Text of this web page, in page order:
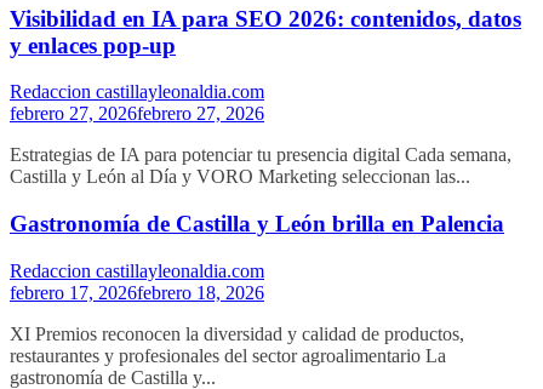
Visibilidad en IA para SEO 2026: contenidos, datos
y enlaces pop-up
Redaccion castillayleonaldia.com
febrero 27, 2026febrero 27, 2026
Estrategias de IA para potenciar tu presencia digital Cada semana,
Castilla y León al Día y VORO Marketing seleccionan las...
Gastronomía de Castilla y León brilla en Palencia
Redaccion castillayleonaldia.com
febrero 17, 2026febrero 18, 2026
XI Premios reconocen la diversidad y calidad de productos,
restaurantes y profesionales del sector agroalimentario La
gastronomía de Castilla y...